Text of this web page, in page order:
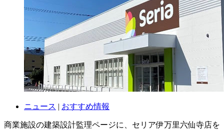
ニュース | おすすめ情報
商業施設の建築設計監理ページに、セリア伊万里六仙寺店を